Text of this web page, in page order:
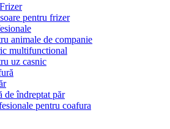
pentru frizer
animale de companie
multifunctional
uz casnic
de îndreptat păr
pentru coafura